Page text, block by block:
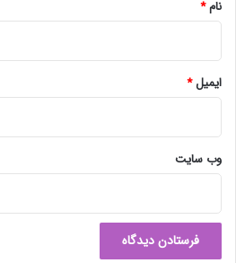
ب
و
و
ع
ت
ح
ا
ث
ه
ا
ل
نام*
ایمیل*
وب‌ سایت